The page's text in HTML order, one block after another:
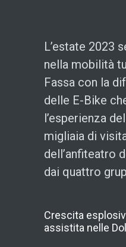
L’estate 2023
nella mobilità
Fassa con la
delle E-Bike
l’esperienza
migliaia di
dell’anfiteatro
dai quattro
Crescita
assistita nelle